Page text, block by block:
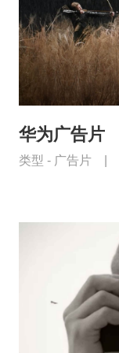
华为广告片
类型 - 广告片